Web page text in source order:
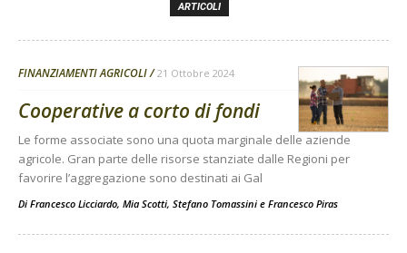
ARTICOLI
FINANZIAMENTI AGRICOLI 21 Ottobre 2024
Cooperative a corto di fondi
Le forme associate sono una quota marginale delle aziende
agricole. Gran parte delle risorse stanziate dalle Regioni per
favorire l’aggregazione sono destinati ai Gal
Di Francesco Licciardo, Mia Scotti, Stefano Tomassini e Francesco Piras